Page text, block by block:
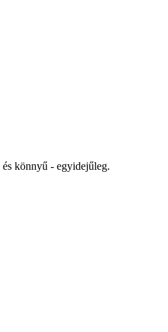
könnyű - egyidejűleg.